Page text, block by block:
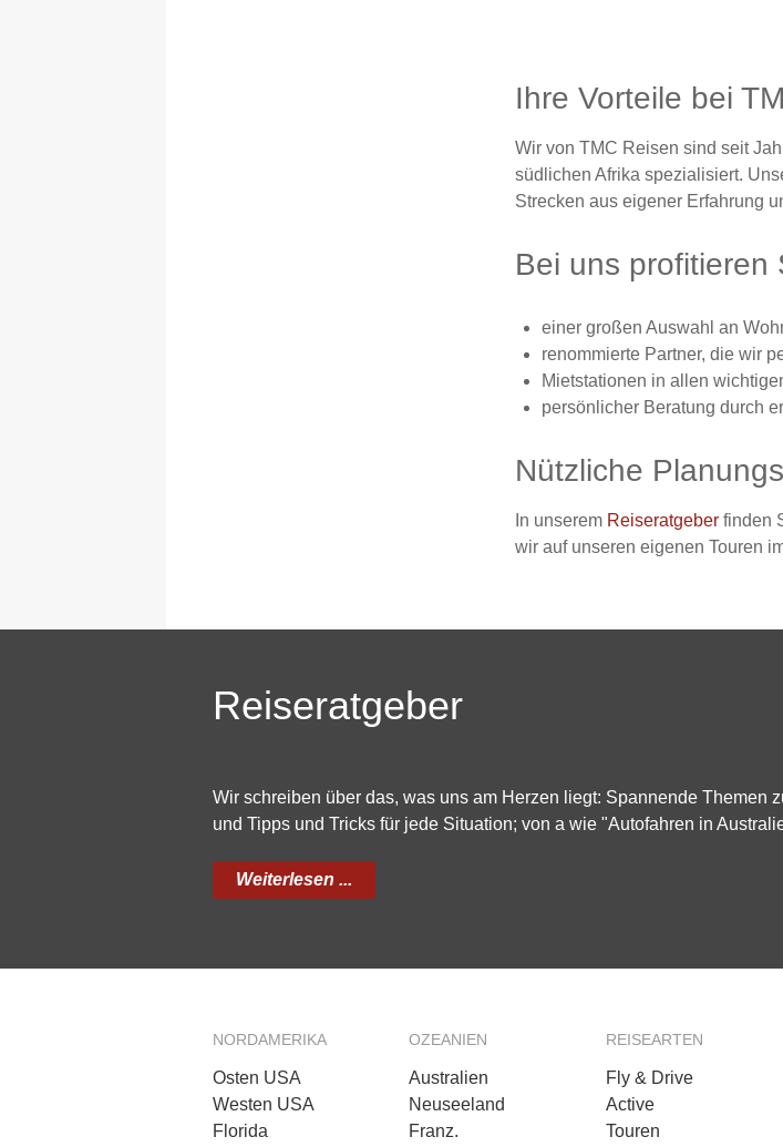
Ihre Vorteile bei
Wir von TMC Reisen sind seit
südlichen Afrika spezialisiert.
Strecken aus eigener Erfahrung
Bei uns profitieren
einer großen Auswahl an
renommierte Partner, die wir
Mietstationen in allen
persönlicher Beratung durch
Nützliche
In unserem Reiseratgeber finden
wir auf unseren eigenen Touren
Reiseratgeber
Wir schreiben über das, was uns am Herzen liegt: Spannende Themen
und Tipps und Tricks für jede Situation; von a wie "Autofahren in
Weiterlesen ...
NORDAMERIKA
Osten USA
Westen USA
Florida
OZEANIEN
Australien
Neuseeland
Franz.
REISEARTEN
Fly & Drive
Active
Touren